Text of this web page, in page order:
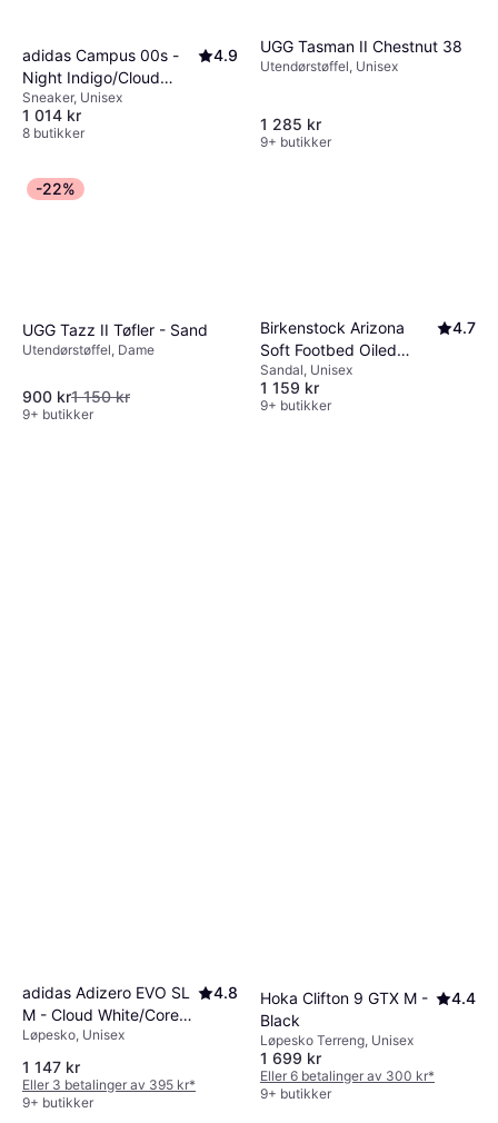
adidas Campus 00s -
Night Indigo/Cloud
White/Off White
4.9
Sneaker, Unisex
1 014 kr
8 butikker
UGG Tasman II Chestnut 38
Utendørstøffel, Unisex
1 285 kr
9+ butikker
-22%
UGG Tazz II Tøfler - Sand
Utendørstøffel, Dame
900 kr1 150 kr
9+ butikker
Birkenstock Arizona
Soft Footbed Oiled
Leather - Tobacco
Brown
4.7
Sandal, Unisex
1 159 kr
9+ butikker
adidas Adizero EVO SL
M - Cloud White/Core
Black
4.8
Løpesko, Unisex
1 147 kr
Eller 3 betalinger av 395 kr*
9+ butikker
Hoka Clifton 9 GTX M -
Black
4.4
Løpesko Terreng, Unisex
1 699 kr
Eller 6 betalinger av 300 kr*
9+ butikker